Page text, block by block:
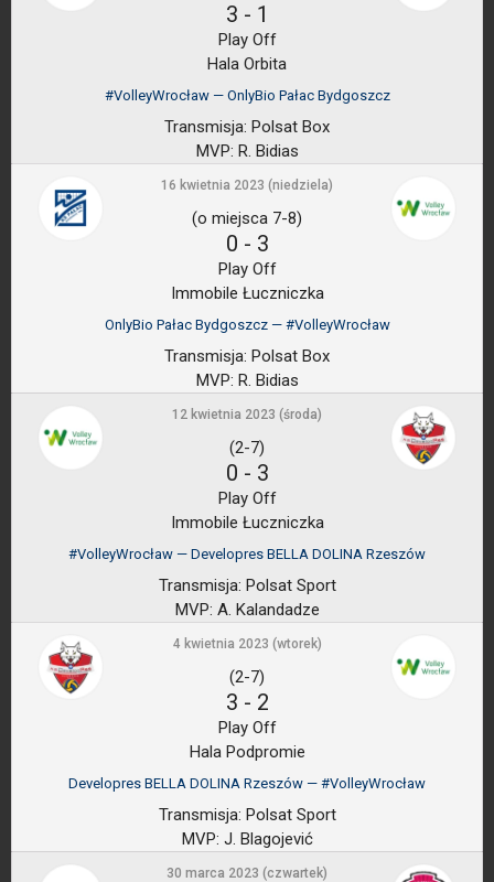
3 - 1
Play Off
Hala Orbita
#VolleyWrocław — OnlyBio Pałac Bydgoszcz
Transmisja: Polsat Box
MVP: R. Bidias
16 kwietnia 2023 (niedziela)
(o miejsca 7-8)
0 - 3
Play Off
Immobile Łuczniczka
OnlyBio Pałac Bydgoszcz — #VolleyWrocław
Transmisja: Polsat Box
MVP: R. Bidias
12 kwietnia 2023 (środa)
(2-7)
0 - 3
Play Off
Immobile Łuczniczka
#VolleyWrocław — Developres BELLA DOLINA Rzeszów
Transmisja: Polsat Sport
MVP: A. Kalandadze
4 kwietnia 2023 (wtorek)
(2-7)
3 - 2
Play Off
Hala Podpromie
Developres BELLA DOLINA Rzeszów — #VolleyWrocław
Transmisja: Polsat Sport
MVP: J. Blagojević
30 marca 2023 (czwartek)